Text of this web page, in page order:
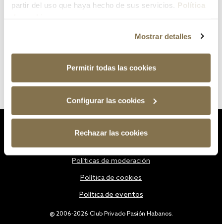
partir del uso que haya hecho de sus servicios. Política
Mostrar detalles
Permitir todas las cookies
Configurar las cookies
Rechazar las cookies
@ 2006-2026 Club Privado Pasión Habanos.
Políticas de moderación
Política de cookies
Política de eventos